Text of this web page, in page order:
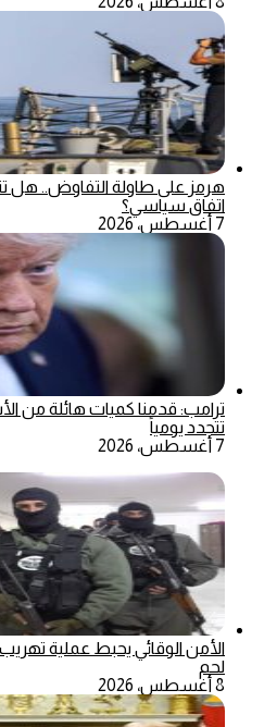
هرمز على طاولة التفاوض.. هل
اتفاق سياسي؟
7 أغسطس، 2026
ترامب: قدمنا كميات هائلة من
تتجدد يومياً
7 أغسطس، 2026
الأمن الوقائي يحبط عملية
لحم
8 أغسطس، 2026